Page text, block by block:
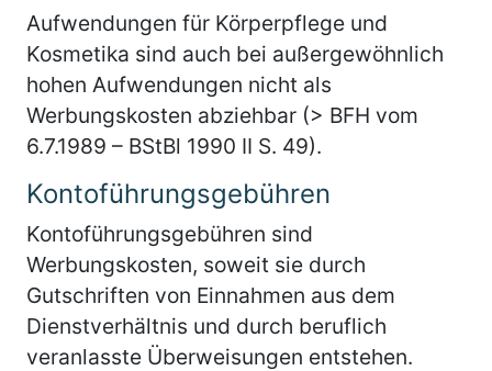
Aufwendungen für Körperpflege und
Kosmetika sind auch bei außergewöhnlich
hohen Aufwendungen nicht als
Werbungskosten abziehbar (> BFH vom
6.7.1989 – BStBl 1990 II S. 49).
Kontoführungsgebühren
Kontoführungsgebühren sind
Werbungskosten, soweit sie durch
Gutschriften von Einnahmen aus dem
Dienstverhältnis und durch beruflich
veranlasste Überweisungen entstehen.